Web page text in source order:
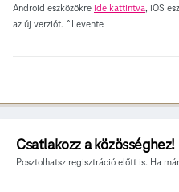
Android eszközökre ide kattintva, iOS
az új verziót. ^Levente
Csatlakozz a közösséghez!
Posztolhatsz regisztráció előtt is. Ha